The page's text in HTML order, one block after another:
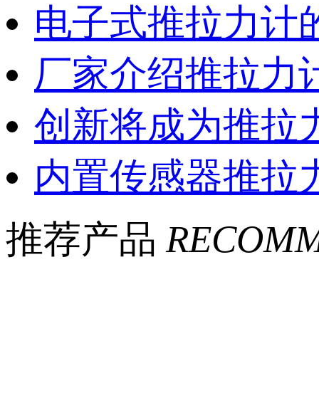
电子式推拉力计
厂家介绍推拉力
创新将成为推拉
内置传感器推拉
推荐产品